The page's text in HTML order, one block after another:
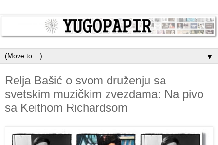
▼
Relja Bašić o svom druženju sa
svetskim muzičkim zvezdama: Na pivo
sa Keithom Richardsom